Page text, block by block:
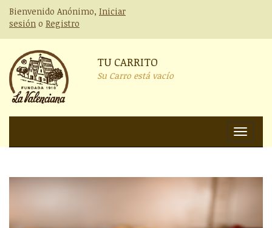
Bienvenido Anónimo, Iniciar
sesión o Registro
TU CARRITO
Su Carro está vacío
Nav